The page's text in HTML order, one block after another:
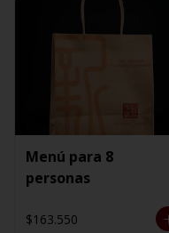
Menú para 8
personas
$163.550